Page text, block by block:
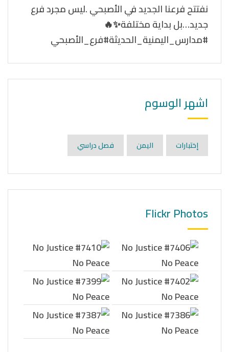
نفتتح فرعنا الجديد في الأصبحي .ليس مجرد فرع
جديد…بل بداية مختلفة✨🔥
#مدارس_اليمنية_الحديثة#فرع_الأصبحي
اشهر الوسوم
إختبارات اليمن فصل دراسي
Flickr Photos